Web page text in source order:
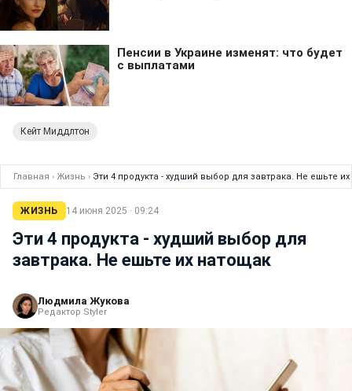
Кейт Миддлтон
Главная › Жизнь › Эти 4 продукта - худший выбор для завтрака. Не ешьте
ЖИЗНЬ 14 июня 2025 · 09:24
Эти 4 продукта - худший выбор для
завтрака. Не ешьте их натощак
Людмила Жукова
Редактор Styler